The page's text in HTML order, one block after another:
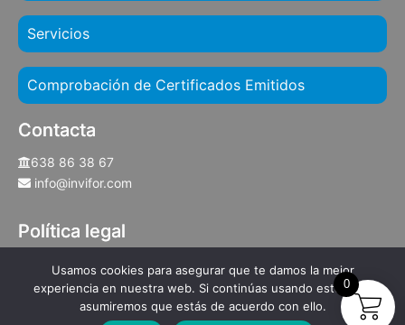
Servicios
Comprobación de Certificados Emitidos
Contacta
638 86 38 67
info@invifor.com
Política legal
Aviso legal
Privacidad y protección de datos
Política de cookies
0
Usamos cookies para asegurar que te damos la mejor
experiencia en nuestra web. Si continúas usando este sitio,
asumiremos que estás de acuerdo con ello.